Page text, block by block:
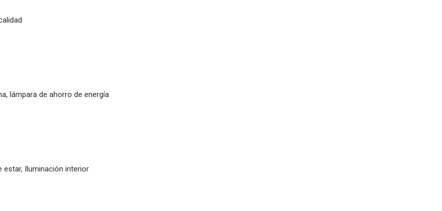
lámpara de ahorro de energía
estar, Iluminación interior